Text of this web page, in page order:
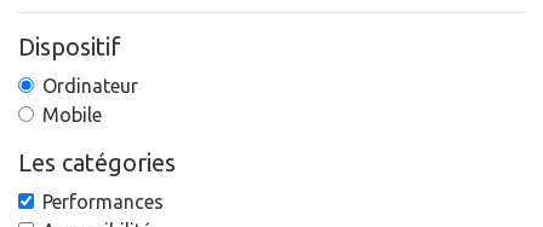
Dispositif
Ordinateur
Mobile
Les catégories
Performances